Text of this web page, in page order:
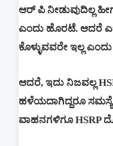
ಆರ್ ಪಿ ನೀಡುವುದಿಲ್ಲ
ಎಂದು ಹೊರಟೆ. ಆದರೆ
ಕೊಳ್ಳುವವರೇ ಇಲ್ಲ
ಆದರೆ, ಇದು ನಿಜವಲ್ಲ
ಹಳೆಯದಾಗಿದ್ದರೂ ಸಮಸ್ಯೆ
ವಾಹನಗಳಿಗೂ HSRP